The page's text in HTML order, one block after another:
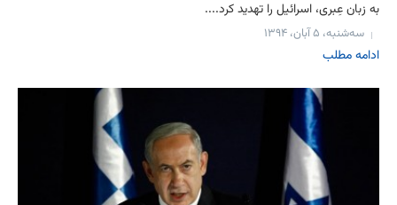
به زبان عِبری، اسرائیل را تهدید کرد....
سه‌شنبه، ۵ آبان، ۱۳۹۴
ادامه مطلب